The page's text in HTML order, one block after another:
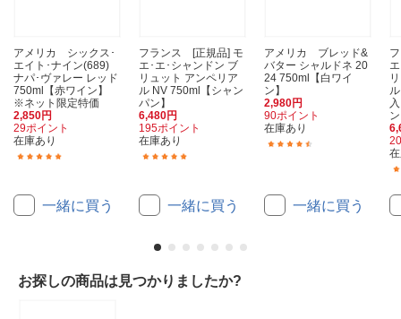
アメリカ シックス･
エイト･ナイン(689)
ナパ･ヴァレー レッド
750ml【赤ワイン】
※ネット限定特価
2,850円
29ポイント
在庫あり
一緒に買う
フランス [正規品] モ
エ･エ･シャンドン ブ
リュット アンペリア
ル NV 750ml【シャン
パン】
6,480円
195ポイント
在庫あり
一緒に買う
アメリカ ブレッド&
バター シャルドネ 20
24 750ml【白ワイ
ン】
2,980円
90ポイント
在庫あり
一緒に買う
お探しの商品は見つかりましたか?